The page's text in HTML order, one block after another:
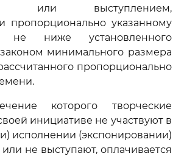
или выступлением,
пропорционально указанному
ниже установленного
минимального размера
пропорционально
которого творческие
инициативе не участвуют в
исполнении (экспонировании)
не выступают, оплачивается